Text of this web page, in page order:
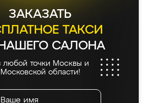
ЗАКАЗАТЬ
ТАКСИ
САЛОНА
любой точки Москвы и
Московской области!